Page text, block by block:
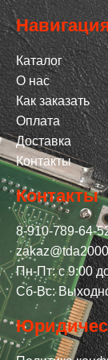
Каталог
О нас
Как заказать
Оплата
Доставка
Контакты
Контакты
8-910-789-64-
Пн-Пт: с 9:00
Сб-Вс: